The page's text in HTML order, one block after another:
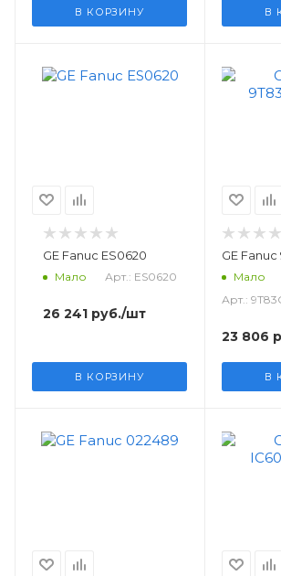
В КОРЗИНУ В
GE Fanuc ES0620
Мало Арт.: ES0620
26 241 руб./шт
В КОРЗИНУ
GE Fanuc
Мало
Арт.:
23 806
В